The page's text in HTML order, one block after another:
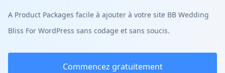
A Product Packages facile à ajouter à votre site BB Wedding
Bliss For WordPress sans codage et sans soucis.
Commencez gratuitement